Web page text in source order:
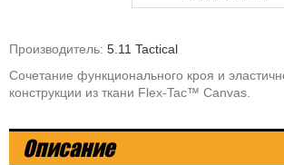
Производитель: 5.11 Tactical
Сочетание функционального кроя и
конструкции из ткани Flex-Tac™ Canvas.
Описание